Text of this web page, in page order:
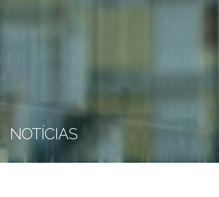
NOTÍCIAS